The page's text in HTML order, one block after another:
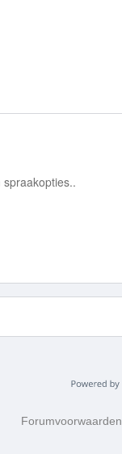
Forumvoorwaarden